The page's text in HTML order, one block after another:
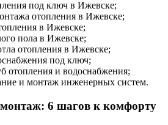
под ключ в Ижевске;
отопления в Ижевске;
в Ижевске;
пола в Ижевске;
отопления в Ижевске;
под ключ;
отопления и водоснабжения;
и монтаж инженерных систем.
6 шагов к комфорту